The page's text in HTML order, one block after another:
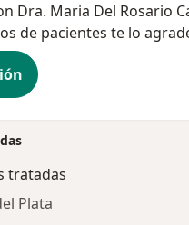
Dra. Maria Del Rosario
de pacientes te lo
tratadas
Plata